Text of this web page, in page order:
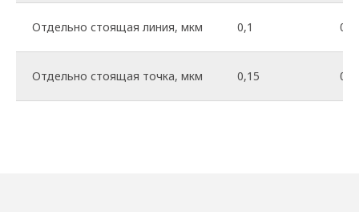
Отдельно стоящая линия, мкм 0,1 0,1
Отдельно стоящая точка, мкм 0,15
Поддержка
оборудования
Профилирование печатного процесса